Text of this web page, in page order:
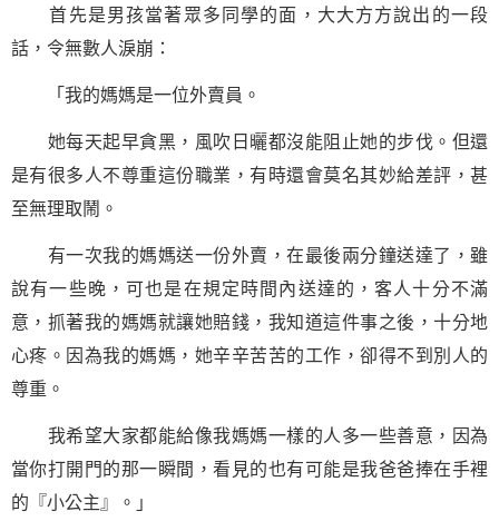
首先是男孩當著眾多同學的面，大大方方說出的一段
話，令無數人淚崩：
「我的媽媽是一位外賣員。
她每天起早貪黑，風吹日曬都沒能阻止她的步伐。但還
是有很多人不尊重這份職業，有時還會莫名其妙給差評，甚
至無理取鬧。
有一次我的媽媽送一份外賣，在最後兩分鐘送達了，雖
說有一些晚，可也是在規定時間內送達的，客人十分不滿
意，抓著我的媽媽就讓她賠錢，我知道這件事之後，十分地
心疼。因為我的媽媽，她辛辛苦苦的工作，卻得不到別人的
尊重。
我希望大家都能給像我媽媽一樣的人多一些善意，因為
當你打開門的那一瞬間，看見的也有可能是我爸爸捧在手裡
的『小公主』。」